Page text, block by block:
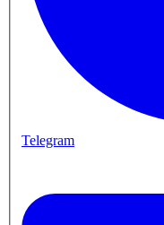
Telegram